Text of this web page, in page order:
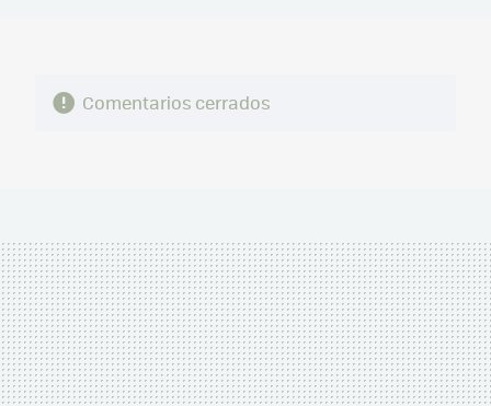
Comentarios cerrados